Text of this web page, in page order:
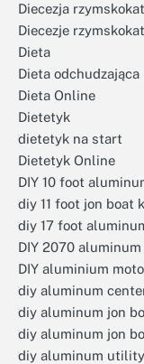
Diecezja
Diecezje
Dieta
Dieta odchudzająca
Dieta Online
Dietetyk
dietetyk na start
Dietetyk Online
DIY 10 foot
diy 11 foot jon boat
diy 17 foot
DIY 2070
DIY aluminium
diy aluminum
diy aluminum jon
diy aluminum jon
diy aluminum